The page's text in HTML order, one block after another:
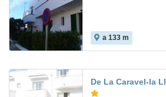
a 133 m
De La Caravel-la Ll